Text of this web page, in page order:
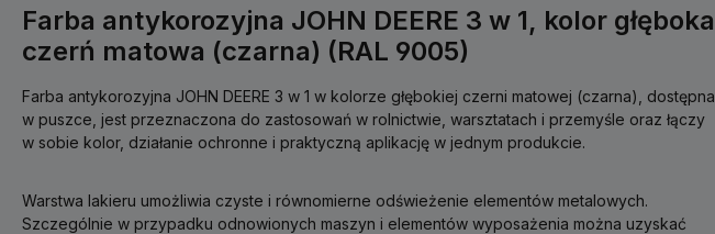
Farba antykorozyjna JOHN DEERE 3 w 1, kolor głęboka
czerń matowa (czarna) (RAL 9005)
Farba antykorozyjna JOHN DEERE 3 w 1 w kolorze głębokiej czerni matowej (czarna), dostępna
w puszce, jest przeznaczona do zastosowań w rolnictwie, warsztatach i przemyśle oraz łączy
w sobie kolor, działanie ochronne i praktyczną aplikację w jednym produkcie.
Warstwa lakieru umożliwia czyste i równomierne odświeżenie elementów metalowych.
Szczególnie w przypadku odnowionych maszyn i elementów wyposażenia można uzyskać